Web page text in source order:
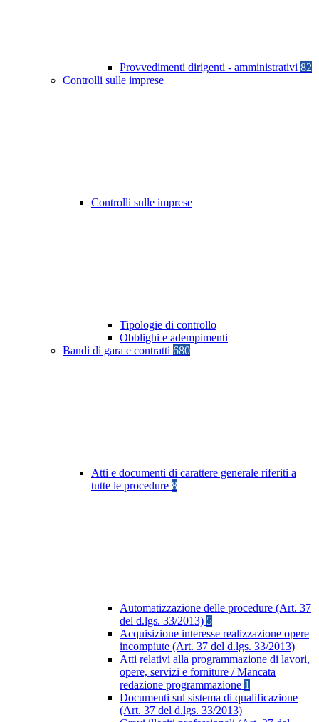
Provvedimenti dirigenti - amministrativi 82
Controlli sulle imprese
Controlli sulle imprese
Tipologie di controllo
Obblighi e adempimenti
Bandi di gara e contratti 680
Atti e documenti di carattere generale riferiti a
tutte le procedure 8
Automatizzazione delle procedure (Art. 37
del d.lgs. 33/2013) 5
Acquisizione interesse realizzazione opere
incompiute (Art. 37 del d.lgs. 33/2013)
Atti relativi alla programmazione di lavori,
opere, servizi e forniture / Mancata
redazione programmazione 1
Documenti sul sistema di qualificazione
(Art. 37 del d.lgs. 33/2013)